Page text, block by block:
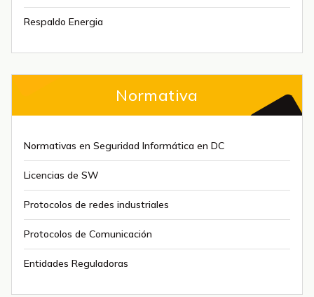
Respaldo Energia
Normativa
Normativas en Seguridad Informática en DC
Licencias de SW
Protocolos de redes industriales
Protocolos de Comunicación
Entidades Reguladoras